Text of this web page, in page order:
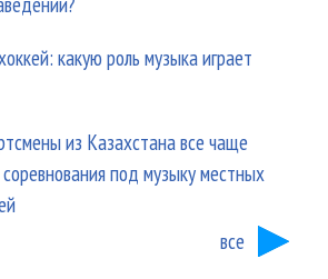
какую роль музыка играет
из Казахстана все чаще
под музыку местных
все